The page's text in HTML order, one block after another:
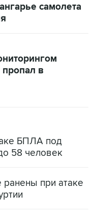
самолета
в
БПЛА под
58 человек
ранены при атаке